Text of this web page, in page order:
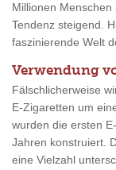
Millionen
Tendenz steigend.
faszinierende Welt
Verwendung
Fälschlicherweise
E-Zigaretten um
wurden die ersten
Jahren konstruiert.
eine Vielzahl